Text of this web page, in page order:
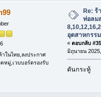
ในไทย,ลงประกาศ
หมู่,เวบบอร์ดรองรับ
Re: ร้
ท่อลม
อุตสาหกรร
« ตอบกลับ
มิถุนายน
ดันกระทู้